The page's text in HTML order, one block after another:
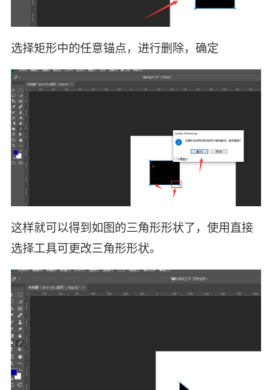
选择矩形中的任意锚点，进行删除，确定
这样就可以得到如图的三角形形状了，使用直接
选择工具可更改三角形形状。